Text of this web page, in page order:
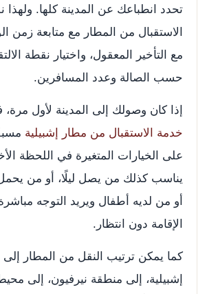
تحدد انطباعك عن المدينة كلها. ولهذا
الاستقبال من المطار مع متابعة زمن
مع التأخير المعقول، واختيار نقطة
حسب الصالة وعدد المسافرين.
إذا كان وصولك إلى المدينة لأول
خدمة الاستقبال من مطار إشبيلية
على الخيارات المتغيرة في اللحظة
يناسب كذلك من يصل ليلًا، أو من
أو من لديه أطفال ويريد التوجه
الإقامة دون انتظار.
كما يمكن ترتيب النقل من المطار
إشبيلية، إلى منطقة نيرفيون، إلى